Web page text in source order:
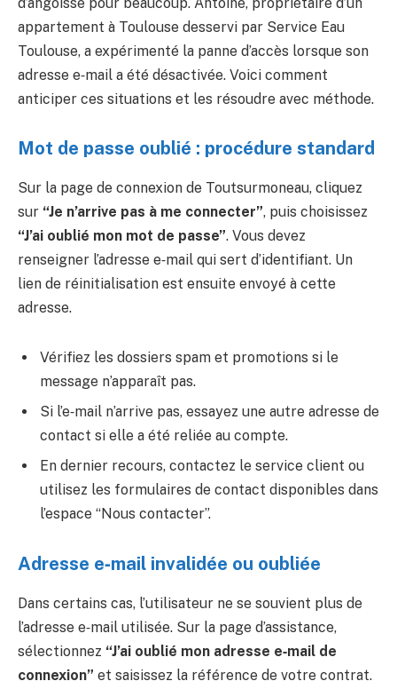
appartement à Toulouse desservi par Service Eau
Toulouse, a expérimenté la panne d’accès lorsque son
adresse e‑mail a été désactivée. Voici comment
anticiper ces situations et les résoudre avec méthode.
Mot de passe oublié : procédure standard
Sur la page de connexion de Toutsurmoneau, cliquez
sur “Je n’arrive pas à me connecter”, puis choisissez
“J’ai oublié mon mot de passe”. Vous devez
renseigner l’adresse e‑mail qui sert d’identifiant. Un
lien de réinitialisation est ensuite envoyé à cette
adresse.
Vérifiez les dossiers spam et promotions si le
message n’apparaît pas.
Si l’e‑mail n’arrive pas, essayez une autre adresse de
contact si elle a été reliée au compte.
En dernier recours, contactez le service client ou
utilisez les formulaires de contact disponibles dans
l’espace “Nous contacter”.
Adresse e‑mail invalidée ou oubliée
Dans certains cas, l’utilisateur ne se souvient plus de
l’adresse e‑mail utilisée. Sur la page d’assistance,
sélectionnez “J’ai oublié mon adresse e‑mail de
connexion” et saisissez la référence de votre contrat.